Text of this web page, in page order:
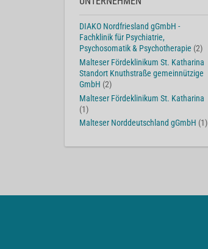
DIAKO Nordfriesland gGmbH -
Fachklinik für Psychiatrie,
Psychosomatik & Psychotherapie (2)
Malteser Fördeklinikum St. Katharina
Standort Knuthstraße gemeinnützige
GmbH (2)
Malteser Fördeklinikum St. Katharina
(1)
Malteser Norddeutschland gGmbH (1)